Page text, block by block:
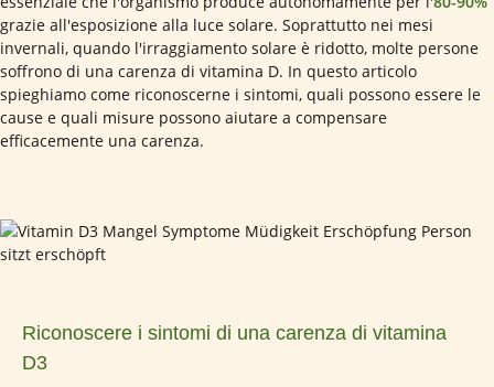
grazie all'esposizione alla luce solare. Soprattutto nei mesi
invernali, quando l'irraggiamento solare è ridotto, molte persone
soffrono di una carenza di vitamina D. In questo articolo
spieghiamo come riconoscerne i sintomi, quali possono essere le
cause e quali misure possono aiutare a compensare
efficacemente una carenza.
Riconoscere i sintomi di una carenza di vitamina
D3